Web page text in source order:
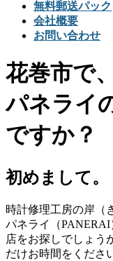
無料郵送パック
会社概要
お問い合わせ
花巻市で、
パネライ
ですか？
初めまして。
時計修理工房の岸（
パネライ（
店をお探しでしょう
だけお時間をくださ